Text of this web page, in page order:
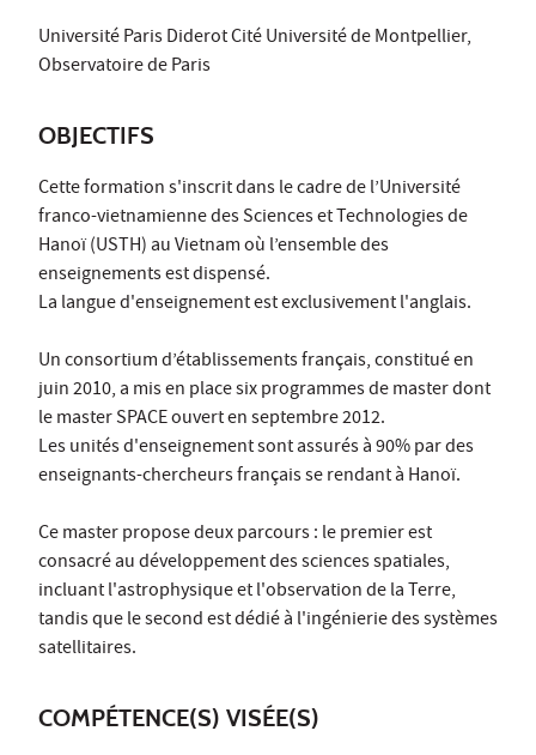
Université Paris Diderot Cité Université de Montpellier,
Observatoire de Paris
OBJECTIFS
Cette formation s'inscrit dans le cadre de l’Université
franco-vietnamienne des Sciences et Technologies de
Hanoï (USTH) au Vietnam où l’ensemble des
enseignements est dispensé.
La langue d'enseignement est exclusivement l'anglais.
Un consortium d’établissements français, constitué en
juin 2010, a mis en place six programmes de master dont
le master SPACE ouvert en septembre 2012.
Les unités d'enseignement sont assurés à 90% par des
enseignants-chercheurs français se rendant à Hanoï.
Ce master propose deux parcours : le premier est
consacré au développement des sciences spatiales,
incluant l'astrophysique et l'observation de la Terre,
tandis que le second est dédié à l'ingénierie des systèmes
satellitaires.
COMPÉTENCE(S) VISÉE(S)